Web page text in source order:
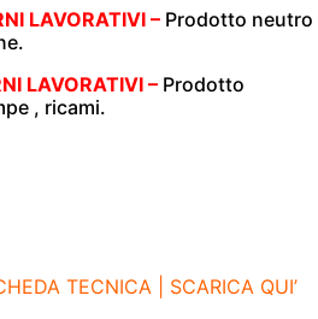
LAVORATIVI – Prodotto neutro
LAVORATIVI – Prodotto
, ricami.
TECNICA | SCARICA QUI’